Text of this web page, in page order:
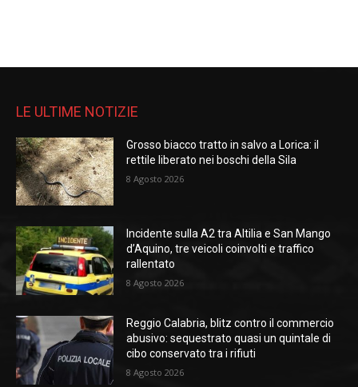
LE ULTIME NOTIZIE
Grosso biacco tratto in salvo a Lorica: il
rettile liberato nei boschi della Sila
8 Agosto 2026
Incidente sulla A2 tra Altilia e San Mango
d’Aquino, tre veicoli coinvolti e traffico
rallentato
8 Agosto 2026
Reggio Calabria, blitz contro il commercio
abusivo: sequestrato quasi un quintale di
cibo conservato tra i rifiuti
8 Agosto 2026